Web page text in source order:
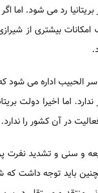
رد می شود. اما
بیشتری از
الحبیب اداره می
اما اخیرا دولت
در آن کشور را ندارد.
و سنی و تشدید نفرت
باید توجه داشت که